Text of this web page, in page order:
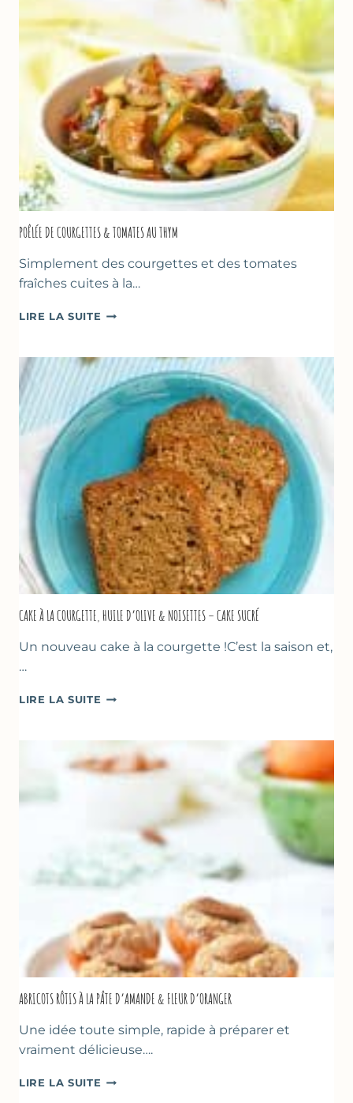
POÊLÉE DE COURGETTES & TOMATES AU THYM
Simplement des courgettes et des tomates
fraîches cuites à la…
LIRE LA SUITE POÊLÉE
&
TOMATES
AU
THYM
CAKE À LA COURGETTE, HUILE D’OLIVE & NOISETTES – CAKE SUCRÉ
Un nouveau cake à la courgette !C’est la saison et,
…
LIRE LA SUITE CAKE
COURGETTE,
HUILE
D’OLIVE
ABRICOTS RÔTIS À LA PÂTE D’AMANDE & FLEUR D’ORANGER
Une idée toute simple, rapide à préparer et
vraiment délicieuse….
LIRE LA SUITE ABRICOTS